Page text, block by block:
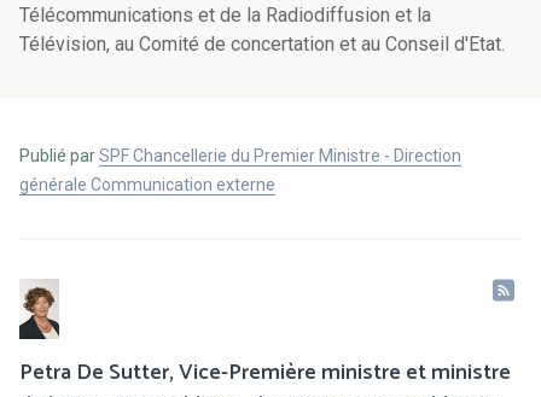
Télécommunications et de la Radiodiffusion et la
Télévision, au Comité de concertation et au Conseil d'Etat.
Publié parSPF Chancellerie du Premier Ministre - Direction
générale Communication externe
Petra De Sutter, Vice-Première ministre et ministre